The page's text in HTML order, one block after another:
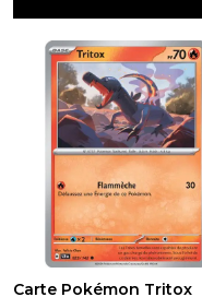
Carte Pokémon Tritox